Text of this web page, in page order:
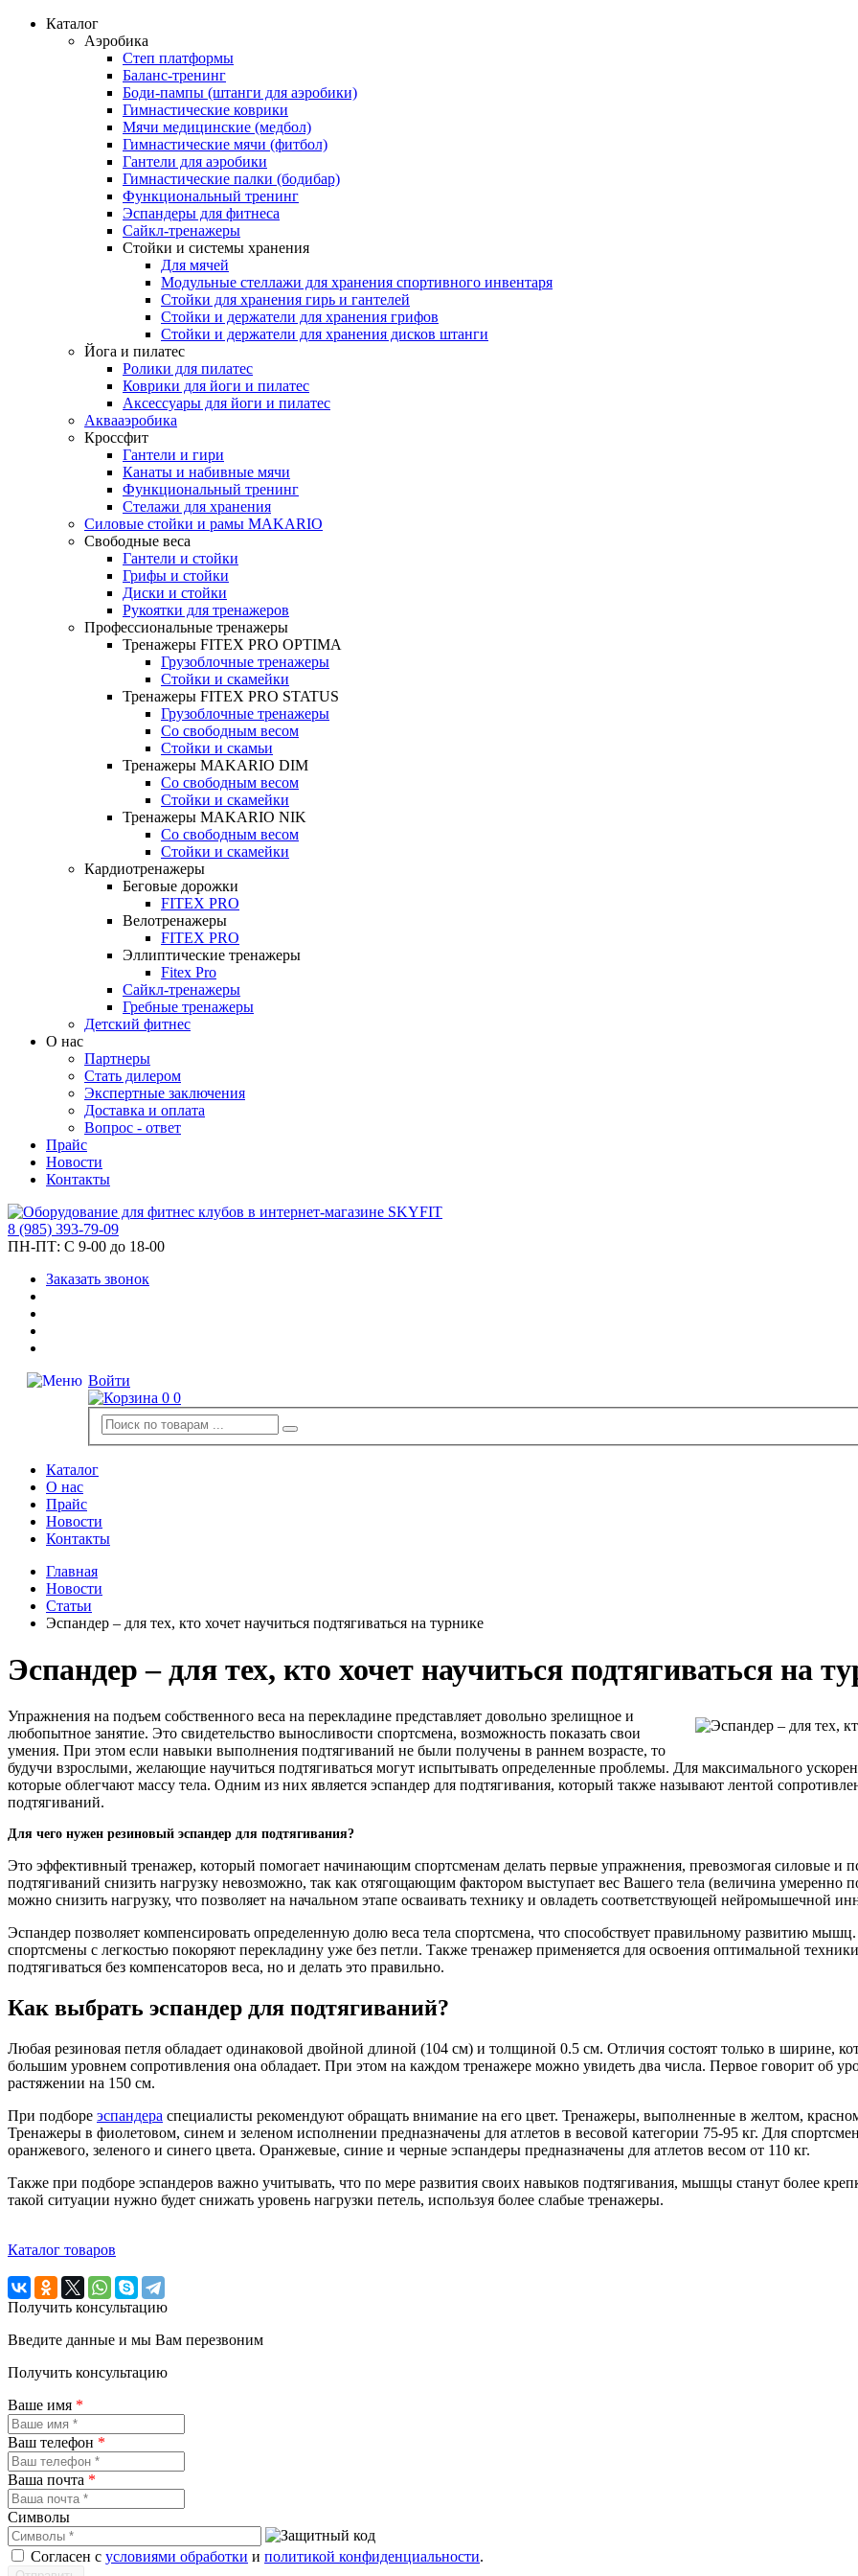
Каталог
Аэробика
Степ платформы
Баланс-тренинг
Боди-пампы (штанги для аэробики)
Гимнастические коврики
Мячи медицинские (медбол)
Гимнастические мячи (фитбол)
Гантели для аэробики
Гимнастические палки (бодибар)
Функциональный тренинг
Эспандеры для фитнеса
Сайкл-тренажеры
Стойки и системы хранения
Для мячей
Модульные стеллажи для хранения спортивного инвентаря
Стойки для хранения гирь и гантелей
Стойки и держатели для хранения грифов
Стойки и держатели для хранения дисков штанги
Йога и пилатес
Ролики для пилатес
Коврики для йоги и пилатес
Аксессуары для йоги и пилатес
Аквааэробика
Кроссфит
Гантели и гири
Канаты и набивные мячи
Функциональный тренинг
Стелажи для хранения
Силовые стойки и рамы MAKARIO
Свободные веса
Гантели и стойки
Грифы и стойки
Диски и стойки
Рукоятки для тренажеров
Профессиональные тренажеры
Тренажеры FITEX PRO OPTIMA
Грузоблочные тренажеры
Стойки и скамейки
Тренажеры FITEX PRO STATUS
Грузоблочные тренажеры
Со свободным весом
Стойки и скамьи
Тренажеры MAKARIO DIM
Со свободным весом
Стойки и скамейки
Тренажеры MAKARIO NIK
Со свободным весом
Стойки и скамейки
Кардиотренажеры
Беговые дорожки
FITEX PRO
Велотренажеры
FITEX PRO
Эллиптические тренажеры
Fitex Pro
Сайкл-тренажеры
Гребные тренажеры
Детский фитнес
О нас
Партнеры
Стать дилером
Экспертные заключения
Доставка и оплата
Вопрос - ответ
Прайс
Новости
Контакты
8 (985) 393-79-09
ПН-ПТ: С 9-00 до 18-00
Заказать звонок
Войти
0 0
Каталог
О нас
Прайс
Новости
Контакты
Главная
Новости
Статьи
Эспандер – для тех, кто хочет научиться подтягиваться на турнике
Эспандер – для тех, кто хочет научиться подтягиваться на
Упражнения на подъем собственного веса на перекладине представляет довольно зрелищное и
любопытное занятие. Это свидетельство выносливости спортсмена, возможность показать свои
умения. При этом если навыки выполнения подтягиваний не были получены в раннем возрасте, то
будучи взрослыми, желающие научиться подтягиваться могут испытывать определенные проблемы. Для максимального
которые облегчают массу тела. Одним из них является эспандер для подтягивания, который также называют лентой
подтягиваний.
Для чего нужен резиновый эспандер для подтягивания?
Это эффективный тренажер, который помогает начинающим спортсменам делать первые упражнения, превозмогая силовые и
подтягиваний снизить нагрузку невозможно, так как отягощающим фактором выступает вес Вашего тела (величина умеренно
можно снизить нагрузку, что позволяет на начальном этапе осваивать технику и овладеть соответствующей нейромышечной
Эспандер позволяет компенсировать определенную долю веса тела спортсмена, что способствует правильному развитию
спортсмены с легкостью покоряют перекладину уже без петли. Также тренажер применяется для освоения оптимальной
подтягиваться без компенсаторов веса, но и делать это правильно.
Как выбрать эспандер для подтягиваний?
Любая резиновая петля обладает одинаковой двойной длиной (104 см) и толщиной 0.5 см. Отличия состоят только в ширине,
большим уровнем сопротивления она обладает. При этом на каждом тренажере можно увидеть два числа. Первое говорит об
растяжении на 150 см.
При подборе эспандера специалисты рекомендуют обращать внимание на его цвет. Тренажеры, выполненные в желтом,
Тренажеры в фиолетовом, синем и зеленом исполнении предназначены для атлетов в весовой категории 75-95 кг. Для
оранжевого, зеленого и синего цвета. Оранжевые, синие и черные эспандеры предназначены для атлетов весом от 110 кг.
Также при подборе эспандеров важно учитывать, что по мере развития своих навыков подтягивания, мышцы станут более
такой ситуации нужно будет снижать уровень нагрузки петель, используя более слабые тренажеры.
Каталог товаров
Получить консультацию
Введите данные и мы Вам перезвоним
Получить консультацию
Ваше имя *
Ваш телефон *
Ваша почта *
Символы
Согласен с условиями обработки и политикой конфиденциальности.